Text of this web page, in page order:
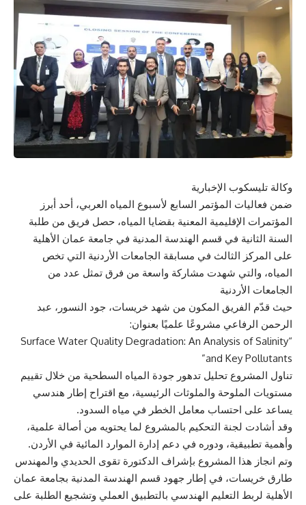
وكالة تليسكوب الإخبارية
ضمن فعاليات المؤتمر السابع لأسبوع المياه العربي، أحد أبرز
المؤتمرات الإقليمية المعنية بقضايا المياه، حصل فريق من طلبة
السنة الثانية في قسم الهندسة المدنية في جامعة عمان الأهلية
على المركز الثالث في مسابقة الجامعات الأردنية التي تخص
المياه، والتي شهدت مشاركة واسعة من فرق تمثل عدد من
الجامعات الأردنية
حيث قدّم الفريق المكون من شهد خريسات، جود النسور، عبد
الرحمن الرفاعي مشروعًا علميًا بعنوان:
“Surface Water Quality Degradation: An Analysis of Salinity
and Key Pollutants”
تناول المشروع تحليل تدهور جودة المياه السطحية من خلال تقييم
مستويات الملوحة والملوثات الرئيسية، مع اقتراح إطار هندسي
يساعد على احتساب معامل الخطر في مياه السدود.
وقد أشادت لجنة التحكيم بالمشروع لما يحتويه من أصالة علمية،
وأهمية تطبيقية، ودوره في دعم إدارة الموارد المائية في الأردن.
وتم انجاز هذا المشروع بإشراف الدكتورة تقوى الحديدي والمهندس
طارق خريسات، في إطار جهود قسم الهندسة المدنية بجامعة عمان
الأهلية لربط التعليم الهندسي بالتطبيق العملي وتشجيع الطلبة على